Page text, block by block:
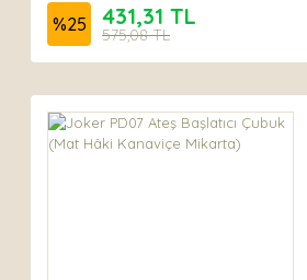
%25 431,31 TL
575,08 TL